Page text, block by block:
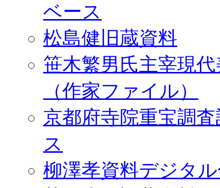
ベース
松島健旧蔵資料
笹木繁男氏主宰現
（作家ファイル）
京都府寺院重宝調
ス
柳澤孝資料デジタ